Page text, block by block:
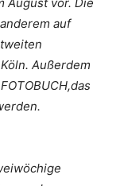
auf
Außerdem